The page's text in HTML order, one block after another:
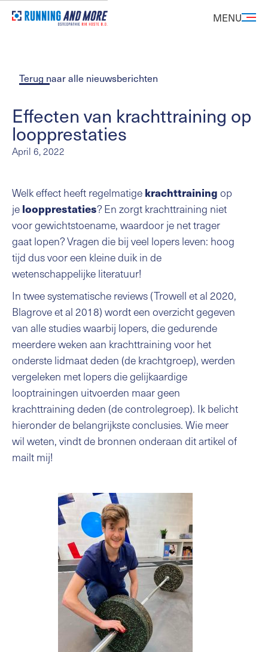
MENU
Terug naar alle nieuwsberichten
Effecten van krachttraining op
loopprestaties
April 6, 2022
Welk effect heeft regelmatige krachttraining op
je loopprestaties? En zorgt krachttraining niet
voor gewichtstoename, waardoor je net trager
gaat lopen? Vragen die bij veel lopers leven: hoog
tijd dus voor een kleine duik in de
wetenschappelijke literatuur!
In twee systematische reviews (Trowell et al 2020,
Blagrove et al 2018) wordt een overzicht gegeven
van alle studies waarbij lopers, die gedurende
meerdere weken aan krachttraining voor het
onderste lidmaat deden (de krachtgroep), werden
vergeleken met lopers die gelijkaardige
looptrainingen uitvoerden maar geen
krachttraining deden (de controlegroep). Ik belicht
hieronder de belangrijkste conclusies. Wie meer
wil weten, vindt de bronnen onderaan dit artikel of
mailt mij!